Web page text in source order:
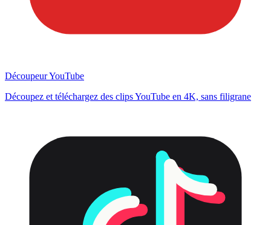
Découpeur YouTube
Découpez et téléchargez des clips YouTube en 4K, sans filigrane